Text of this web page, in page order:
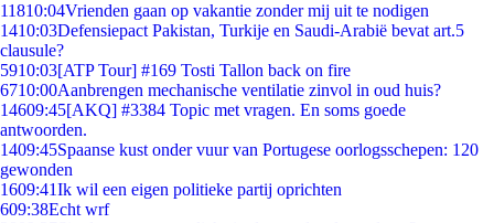
11810:04Vrienden gaan op vakantie zonder mij uit te nodigen
1410:03Defensiepact Pakistan, Turkije en Saudi-Arabië bevat art.5
clausule?
5910:03[ATP Tour] #169 Tosti Tallon back on fire
6710:00Aanbrengen mechanische ventilatie zinvol in oud huis?
14609:45[AKQ] #3384 Topic met vragen. En soms goede
antwoorden.
1409:45Spaanse kust onder vuur van Portugese oorlogsschepen: 120
gewonden
1609:41Ik wil een eigen politieke partij oprichten
609:38Echt wrf